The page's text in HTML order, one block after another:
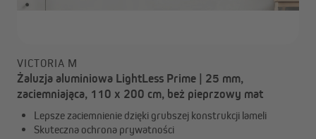
VICTORIA M
Żaluzja aluminiowa LightLess Prime | 25 mm,
zaciemniająca, 110 x 200 cm, beż pieprzowy mat
Lepsze zaciemnienie dzięki grubszej konstrukcji lameli
Skuteczna ochrona prywatności